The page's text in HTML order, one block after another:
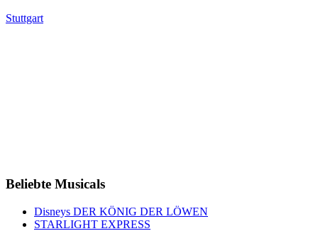
Stuttgart
Beliebte Musicals
Disneys DER KÖNIG DER LÖWEN
STARLIGHT EXPRESS